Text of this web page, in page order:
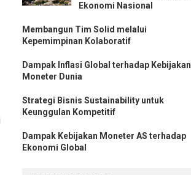
Ekonomi Nasional
Membangun Tim Solid melalui
Kepemimpinan Kolaboratif
Dampak Inflasi Global terhadap Kebijakan
Moneter Dunia
Strategi Bisnis Sustainability untuk
Keunggulan Kompetitif
Dampak Kebijakan Moneter AS terhadap
Ekonomi Global